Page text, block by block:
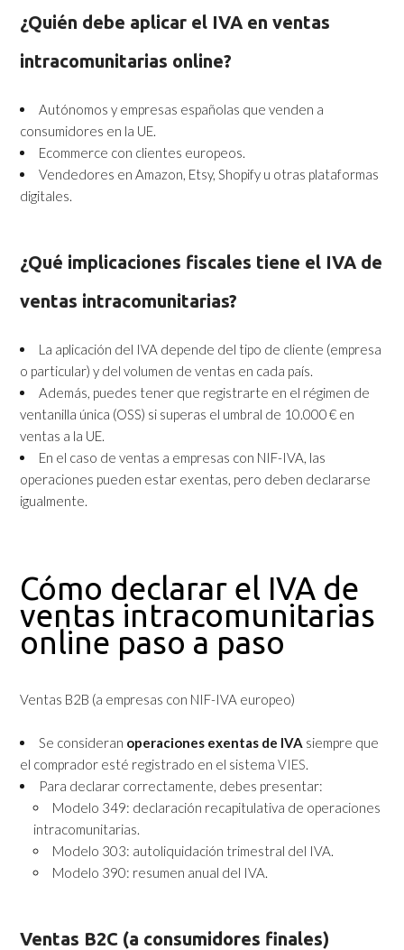
¿Quién debe aplicar el IVA en ventas
intracomunitarias online?
Autónomos y empresas españolas que venden a
consumidores en la UE.
Ecommerce con clientes europeos.
Vendedores en Amazon, Etsy, Shopify u otras plataformas
digitales.
¿Qué implicaciones fiscales tiene el IVA de
ventas intracomunitarias?
La aplicación del IVA depende del tipo de cliente (empresa
o particular) y del volumen de ventas en cada país.
Además, puedes tener que registrarte en el régimen de
ventanilla única (OSS) si superas el umbral de 10.000 € en
ventas a la UE.
En el caso de ventas a empresas con NIF-IVA, las
operaciones pueden estar exentas, pero deben declararse
igualmente.
Cómo declarar el IVA de
ventas intracomunitarias
online paso a paso
Ventas B2B (a empresas con NIF-IVA europeo)
Se consideran operaciones exentas de IVA siempre que
el comprador esté registrado en el sistemaVIES.
Para declarar correctamente, debes presentar:
Modelo 349: declaración recapitulativa de operaciones
intracomunitarias.
Modelo 303: autoliquidación trimestral del IVA.
Modelo 390: resumen anual del IVA.
Ventas B2C (a consumidores finales)